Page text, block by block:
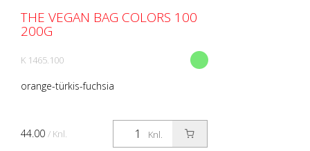
THE VEGAN BAG COLORS 100
200G
K 1465.100
orange-türkis-fuchsia
Knl.
44.00 / Knl.